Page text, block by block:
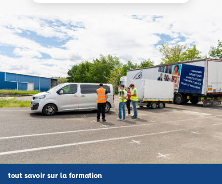
tout savoir sur la formation